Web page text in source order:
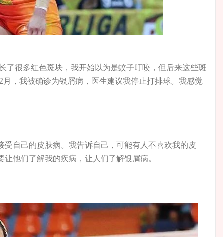
很多红色斑块，我开始以为是蚊子叮咬，但后来这些斑
，我被确诊为银屑病，医生建议我停止打排球。我感觉
自己的皮肤病。我告诉自己，可能有人不喜欢我的皮
他们了解我的疾病，让人们了解银屑病。